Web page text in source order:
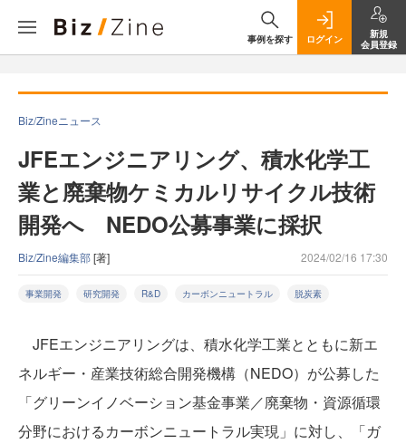
事例を探す ログイン
新規
会員登録
Biz/Zineニュース
JFEエンジニアリング、積水化学工
業と廃棄物ケミカルリサイクル技術
開発へ NEDO公募事業に採択
Biz/Zine編集部[著] 2024/02/16 17:30
事業開発 研究開発 R&D カーボンニュートラル 脱炭素
JFEエンジニアリングは、積水化学工業とともに新エ
ネルギー・産業技術総合開発機構（NEDO）が公募した
「グリーンイノベーション基金事業／廃棄物・資源循環
分野におけるカーボンニュートラル実現」に対し、「ガ